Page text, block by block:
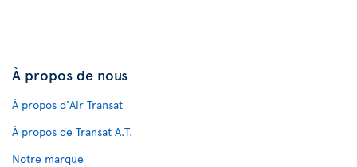
À propos de nous
À propos d'Air Transat
À propos de Transat A.T.
Notre marque